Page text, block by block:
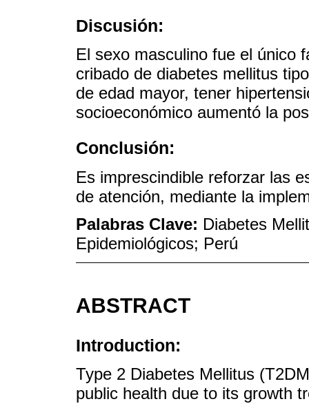
Discusión:
El sexo masculino fue el único
cribado de diabetes mellitus
de edad mayor, tener
socioeconómico aumentó la
Conclusión:
Es imprescindible reforzar las
de atención, mediante la
Palabras Clave: Diabetes
Epidemiológicos; Perú
ABSTRACT
Introduction:
Type 2 Diabetes Mellitus
public health due to its growth